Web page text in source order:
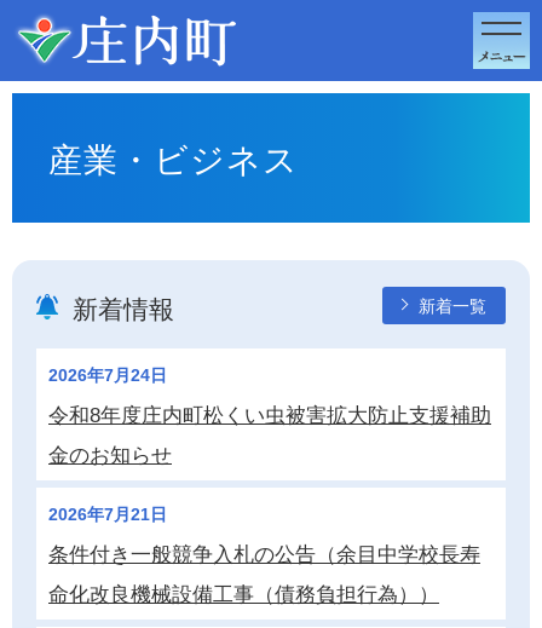
このページの本文へ移動
産業・ビジネス
新着情報 新着一覧
2026年7月24日
令和8年度庄内町松くい虫被害拡大防止支援補助
金のお知らせ
2026年7月21日
条件付き一般競争入札の公告（余目中学校長寿
命化改良機械設備工事（債務負担行為））